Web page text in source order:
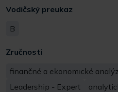
Vodičský preukaz
B
Zručnosti
finančné a ekonomické
Leadership - Expert